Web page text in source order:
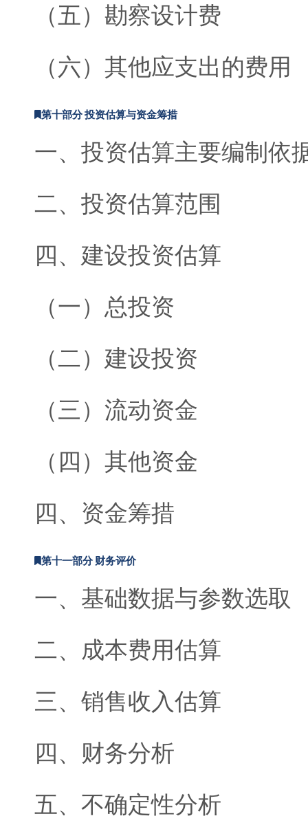
（五）勘察设计费
（六）其他应支出的费用
第十部分 投资估算与资金筹措
一、投资估算主要编制依
二、投资估算范围
四、建设投资估算
（一）总投资
（二）建设投资
（三）流动资金
（四）其他资金
四、资金筹措
第十一部分 财务评价
一、基础数据与参数选取
二、成本费用估算
三、销售收入估算
四、财务分析
五、不确定性分析